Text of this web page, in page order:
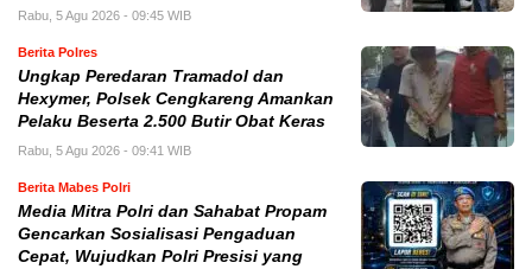
Rabu, 5 Agu 2026 - 09:45 WIB
Berita Polres
Ungkap Peredaran Tramadol dan
Hexymer, Polsek Cengkareng Amankan
Pelaku Beserta 2.500 Butir Obat Keras
Rabu, 5 Agu 2026 - 09:41 WIB
Berita Mabes Polri
Media Mitra Polri dan Sahabat Propam
Gencarkan Sosialisasi Pengaduan
Cepat, Wujudkan Polri Presisi yang